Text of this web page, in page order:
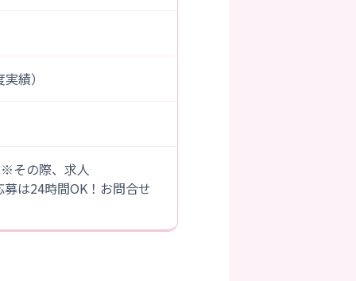
績）
その際、求人
は24時間OK！お問合せ